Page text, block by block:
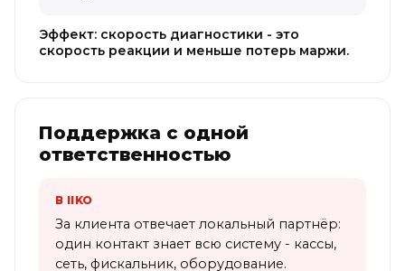
Эффект: скорость диагностики - это
скорость реакции и меньше потерь маржи.
Поддержка с одной
ответственностью
В IIKO
За клиента отвечает локальный партнёр:
один контакт знает всю систему - кассы,
сеть, фискальник, оборудование.